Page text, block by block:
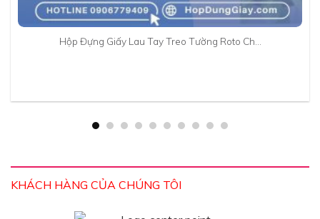
Hộp Đựng Giấy Lau Tay Treo Tường Roto Ch…
KHÁCH HÀNG CỦA CHÚNG TÔI